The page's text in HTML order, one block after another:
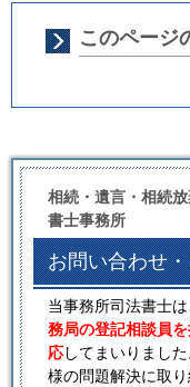
このページ
相続・遺言・相続
書士事務所
お問い合わせ
当事務所司法書士は
務局の登記相談員
応してまいりまし
様の問題解決に取り